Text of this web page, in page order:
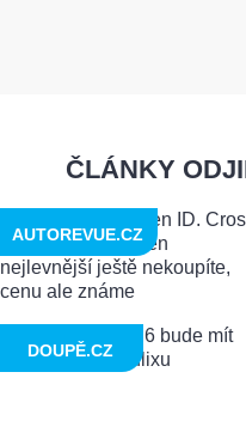
ČLÁNKY
AUTOREVUE.CZ
DOUPĚ.CZ